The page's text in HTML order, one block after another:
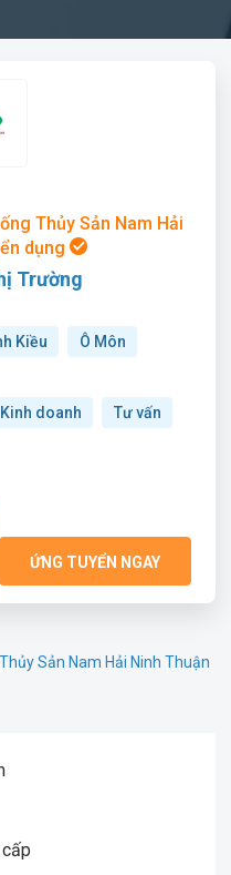
Thủy Sản Nam Hải
dụng
Trường
Kiều
Ô Môn
Kinh doanh Tư vấn
ỨNG TUYỂN NGAY
Sản Nam Hải Ninh Thuận